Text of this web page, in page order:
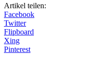
Artikel teilen:
Facebook
Twitter
Flipboard
Xing
Pinterest